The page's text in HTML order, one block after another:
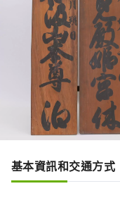
基本資訊和交通方式